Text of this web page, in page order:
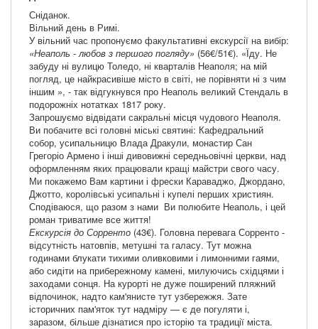
Сніданок.
Вільний день в Римі.
У вільний час пропонуємо факультативні екскурсії на вибір:
«Неаполь - любов з першого погляду» (56€/51€). «Їду. Не
забуду ні вулицю Толедо, ні кварталів Неаполя; на мій
погляд, це найкрасивіше місто в світі, не порівняти ні з чим
іншим », - так відгукнувся про Неаполь великий Стендаль в
подорожніх нотатках 1817 року.
Запрошуємо відвідати сакральні місця чудового Неаполя.
Ви побачите всі головні міські святині: Кафедральний
собор, усипальницю Влада Дракули, монастир Сан
Грегоріо Армено і інші дивовижні середньовічні церкви, над
оформленням яких працювали кращі майстри свого часу.
Ми покажемо Вам картини і фрески Караваджо, Джордано,
Джотто, королівські усипальні і купелі перших християн.
Сподіваюся, що разом з нами Ви полюбите Неаполь, і цей
роман триватиме все життя!
Екскурсія до Сорренто (43€). Головна перевага Сорренто -
відсутність натовпів, метушні та галасу. Тут можна
годинами блукати тихими оливковими і лимонними гаями,
або сидіти на прибережному камені, милуючись східцями і
заходами сонця. На курорті не дуже поширений пляжний
відпочинок, надто кам'янисте тут узбережжя. Зате
історичних пам'яток тут надміру — є де погуляти і,
заразом, більше дізнатися про історію та традиції міста.